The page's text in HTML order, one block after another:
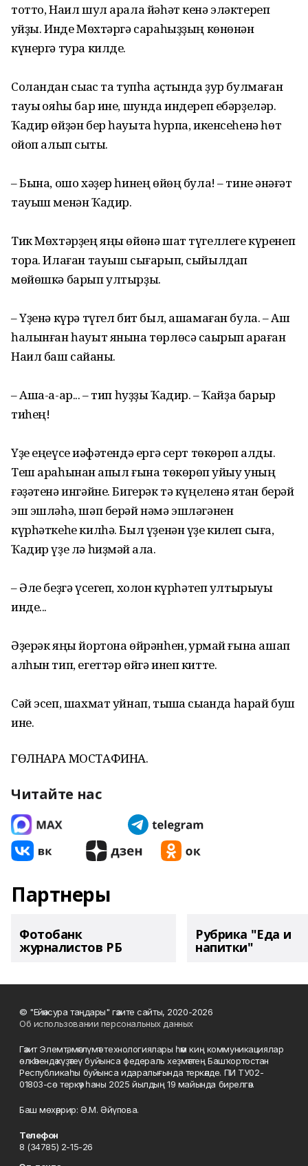
тотто, Наил шул арала йәһәт кенә эләктереп
ҡуйҙы. Инде Мөхтәргә сараһыҙҙың көнөнән
күнергә тура килде.
Соландан сыҡҡас та тупһа аҫтында ҙур булмаған
тауыҡ ояһы бар ине, шунда индереп ебәрҙеләр.
Ҡадир өйҙән бер һауытҡа һурпа, икенсеһенә һөт
ҡойоп алып сыҡты.
– Бына, ошо хәҙер һинең өйөң була! – тине ҡәнәғәт
тауыш менән Ҡадир.
Тик Мөхтәрҙең яңы өйөнә шат түгеллеге күренеп
тора. Илаған тауыш сығарып, сыйылдап
мөйөшкә барып ултырҙы.
– Үҙенә күрә түгел бит был, ашамаған була. – Аш
һалынған һауыт янына төрлөсә саҡырып ҡараған
Наил баш сайҡаны.
– Аша-а-ар... – тип һуҙҙы Ҡадир. – Ҡайҙа барыр
тиһең!
Үҙе еңеүсе ҡиәфәтендә ергә серт төкөрөп алды.
Теш араһынан ҡапыл ғына төкөрөп ҡуйыу уның
ғәҙәтенә ингәйне. Бигерәк тә күңеленә ятҡан берәй
эш эшләһә, шәп берәй нәмә эшләгәнен
күрһәткеһе килһә. Был үҙенән үҙе килеп сыға,
Ҡадир үҙе лә һиҙмәй ҡала.
– Әле беҙгә үсегеп, холҡон күрһәтеп ултырыуы
инде...
Әҙерәк яңы йортона өйрәнһен, ҡурҡмай ғына ашап
алһын тип, егеттәр өйгә инеп китте.
Сәй эсеп, шахмат уйнап, тышҡа сыҡҡанда һарай буш
ине.
ГӨЛНАРА МОСТАФИНА.
Читайте нас
Партнеры
Фотобанк
журналистов РБ
Рубрика "Еда и
напитки"
© "Ейәнсура таңдары" гәзите сайты, 2020-2026
Об использовании персональных данных
Гәзит Элемтә, мәғлүмәт технологиялары һәм киң коммуникациялар
өлкәһендә күҙәтеү буйынса федераль хеҙмәттең Башҡортостан
Республикаһы буйынса идаралығында теркәлде. ПИ ТУ02-
01803-сө теркәү һаны 2025 йылдың 19 майында бирелгән.
Баш мөхәррир: Ә.М. Әйүпова.
Телефон
8 (34785) 2-15-26